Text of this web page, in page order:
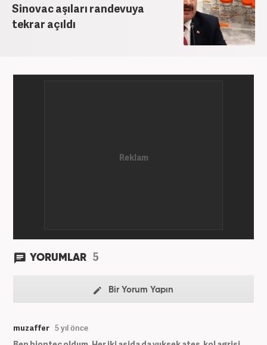
Sinovac aşıları randevuya
tekrar açıldı
YORUMLAR 5
Bir Yorum Yapın
muzaffer 5 yıl önce